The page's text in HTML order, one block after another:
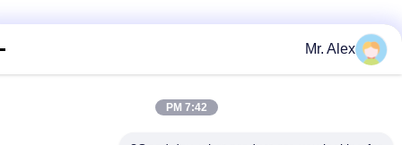
Mr. Alex
7:42 PM